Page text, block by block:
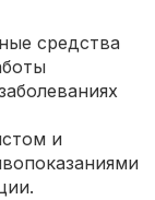
средства
и